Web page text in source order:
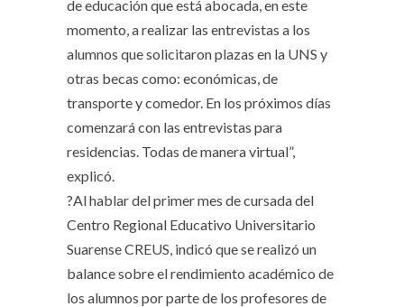
de educación que está abocada, en este
momento, a realizar las entrevistas a los
alumnos que solicitaron plazas en la UNS y
otras becas como: económicas, de
transporte y comedor. En los próximos días
comenzará con las entrevistas para
residencias. Todas de manera virtual”,
explicó.
?Al hablar del primer mes de cursada del
Centro Regional Educativo Universitario
Suarense CREUS, indicó que se realizó un
balance sobre el rendimiento académico de
los alumnos por parte de los profesores de